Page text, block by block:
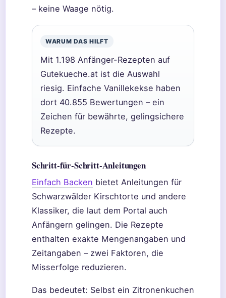
– keine Waage nötig.
WARUM DAS HILFT
Mit 1.198 Anfänger-Rezepten auf
Gutekueche.at ist die Auswahl
riesig. Einfache Vanillekekse haben
dort 40.855 Bewertungen – ein
Zeichen für bewährte, gelingsichere
Rezepte.
Schritt-für-Schritt-Anleitungen
Einfach Backen bietet Anleitungen für
Schwarzwälder Kirschtorte und andere
Klassiker, die laut dem Portal auch
Anfängern gelingen. Die Rezepte
enthalten exakte Mengenangaben und
Zeitangaben – zwei Faktoren, die
Misserfolge reduzieren.
Das bedeutet: Selbst ein Zitronenkuchen